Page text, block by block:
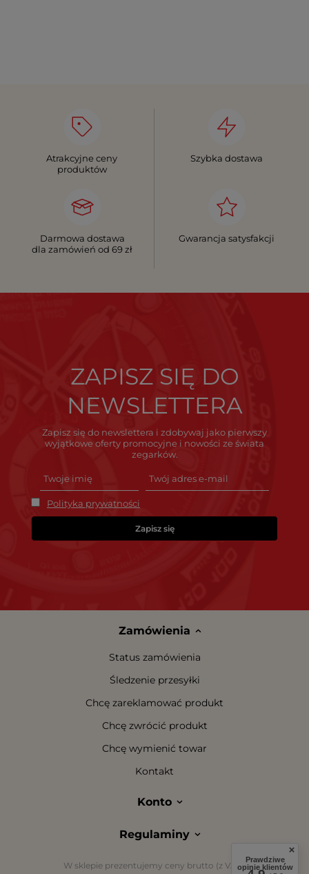
Atrakcyjne ceny
produktów
Szybka dostawa
Darmowa dostawa
dla zamówień od 69 zł
Gwarancja satysfakcji
ZAPISZ SIĘ DO
NEWSLETTERA
Zapisz się do newslettera i zdobywaj jako pierwszy
wyjątkowe oferty promocyjne i nowości ze świata
zegarków.
Polityka prywatności
Zapisz się
Zamówienia
Status zamówienia
Śledzenie przesyłki
Chcę zareklamować produkt
Chcę zwrócić produkt
Chcę wymienić towar
Kontakt
Konto
Regulaminy
W sklepie prezentujemy ceny brutto (z VAT).
Prawdziwe
opinie klientów